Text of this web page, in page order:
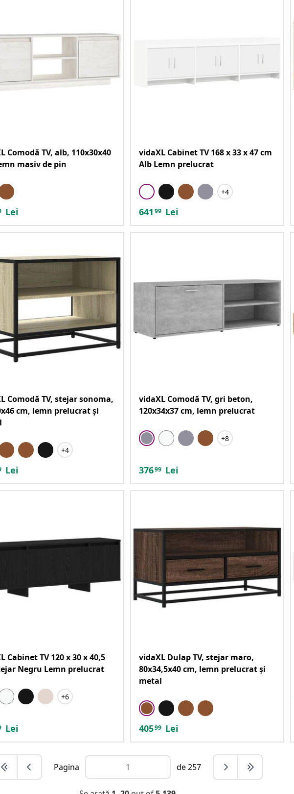
Comodă TV, alb, 110x30x40
masiv de pin
Lei
vidaXL Cabinet TV 168 x 33 x 47 cm
Alb Lemn prelucrat
+4
641 99 Lei
Comodă TV, stejar sonoma,
cm, lemn prelucrat și
+4
Lei
vidaXL Comodă TV, gri beton,
120x34x37 cm, lemn prelucrat
+8
37699 Lei
Cabinet TV 120 x 30 x 40,5
Negru Lemn prelucrat
+6
Lei
vidaXL Dulap TV, stejar maro,
80x34,5x40 cm, lemn prelucrat și
metal
40599 Lei
Pagina de 257